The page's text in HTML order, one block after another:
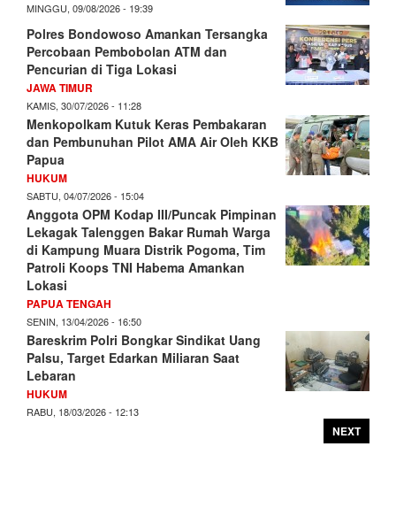
MINGGU, 09/08/2026 - 19:39
Polres Bondowoso Amankan Tersangka
Percobaan Pembobolan ATM dan
Pencurian di Tiga Lokasi
JAWA TIMUR
KAMIS, 30/07/2026 - 11:28
Menkopolkam Kutuk Keras Pembakaran
dan Pembunuhan Pilot AMA Air Oleh KKB
Papua
HUKUM
SABTU, 04/07/2026 - 15:04
Anggota OPM Kodap III/Puncak Pimpinan
Lekagak Talenggen Bakar Rumah Warga
di Kampung Muara Distrik Pogoma, Tim
Patroli Koops TNI Habema Amankan
Lokasi
PAPUA TENGAH
SENIN, 13/04/2026 - 16:50
Bareskrim Polri Bongkar Sindikat Uang
Palsu, Target Edarkan Miliaran Saat
Lebaran
HUKUM
RABU, 18/03/2026 - 12:13
NEXT